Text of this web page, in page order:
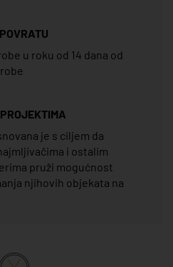
u roku od 14 dana od
je s ciljem da
i ostalim
pruži mogućnost
njihovih objekata na